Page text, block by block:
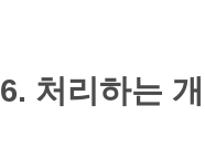
6. 처리하는